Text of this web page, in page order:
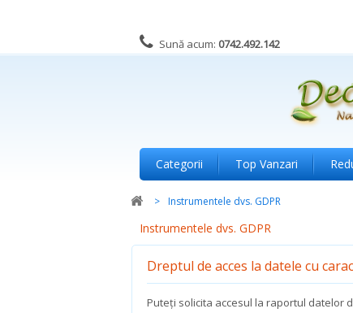
Sună acum: 0742.492.142
Categorii Top Vanzari
> Instrumentele dvs. GDPR
Instrumentele dvs. GDPR
Dreptul de acces la datele cu
Puteți solicita accesul la raportul datelor